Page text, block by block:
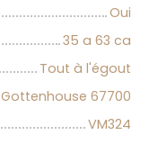
Oui
35 a 63 ca
Tout à l'égout
Gottenhouse 67700
VM324